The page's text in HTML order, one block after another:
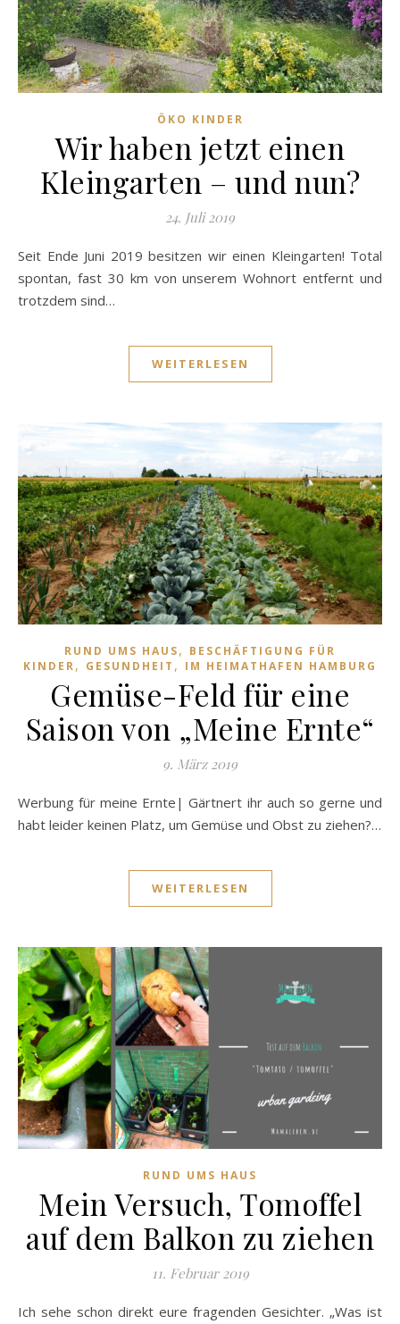
ÖKO KINDER
Wir haben jetzt einen
Kleingarten – und nun?
24. Juli 2019
Seit Ende Juni 2019 besitzen wir einen Kleingarten! Total
spontan, fast 30 km von unserem Wohnort entfernt und
trotzdem sind…
WEITERLESEN
RUND UMS HAUS, BESCHÄFTIGUNG FÜR
KINDER, GESUNDHEIT , IM HEIMATHAFEN HAMBURG
Gemüse-Feld für eine
Saison von „Meine Ernte“
9. März 2019
Werbung für meine Ernte| Gärtnert ihr auch so gerne und
habt leider keinen Platz, um Gemüse und Obst zu ziehen?…
WEITERLESEN
RUND UMS HAUS
Mein Versuch, Tomoffel
auf dem Balkon zu ziehen
11. Februar 2019
Ich sehe schon direkt eure fragenden Gesichter. „Was ist